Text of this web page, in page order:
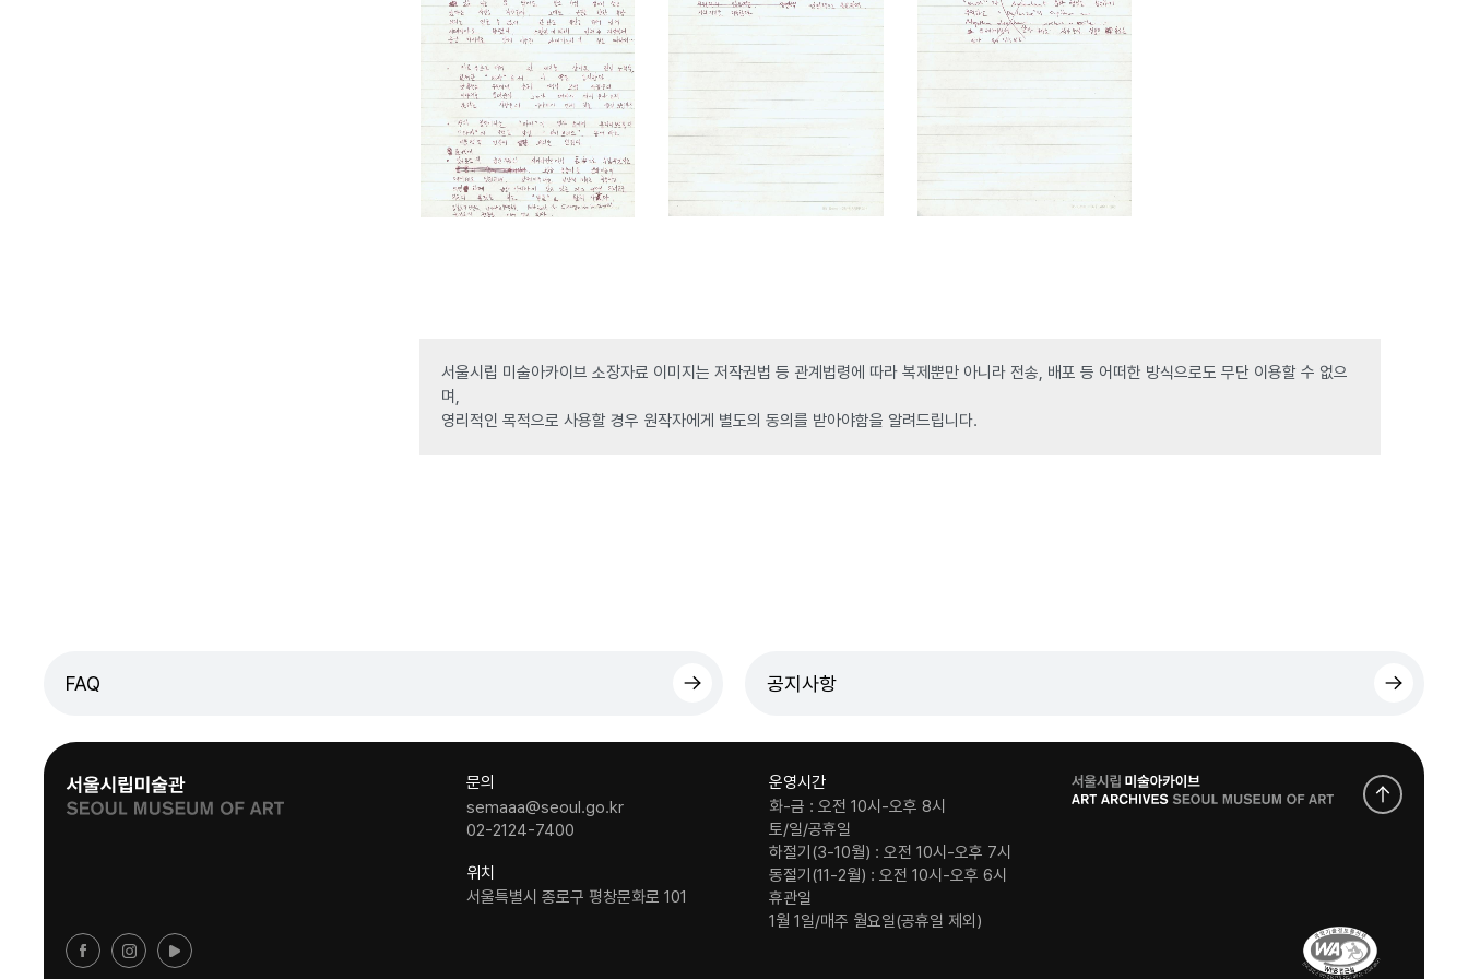
서울시립 미술아카이브 소장자료 이미지는 저작권법 등 관계법령에 따라 복제뿐만 아니라 전송, 배포 등 어떠한 방식으로도 무단 이용할 수 없으
며,
영리적인 목적으로 사용할 경우 원작자에게 별도의 동의를 받아야함을 알려드립니다.
FAQ 공지사항
문의
semaaa@seoul.go.kr
02-2124-7400
위치
서울특별시 종로구 평창문화로 101
운영시간
화-금 : 오전 10시-오후 8시
토/일/공휴일
하절기(3-10월) : 오전 10시-오후 7시
동절기(11-2월) : 오전 10시-오후 6시
휴관일
1월 1일/매주 월요일(공휴일 제외)
로
고